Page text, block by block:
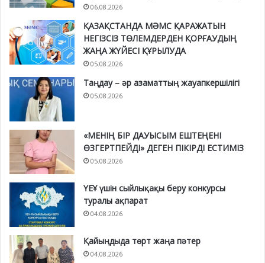
06.08.2026
ҚАЗАҚСТАНДА МӘМС ҚАРАЖАТЫН
НЕГІЗСІЗ ТӨЛЕМДЕРДЕН ҚОРҒАУДЫҢ
ЖАҢА ЖҮЙЕСІ ҚҰРЫЛУДА
05.08.2026
Таңдау – әр азаматтың жауапкершілігі
05.08.2026
«МЕНІҢ БІР ДАУЫСЫМ ЕШТЕҢЕНІ
ӨЗГЕРТПЕЙДІ» ДЕГЕН ПІКІРДІ ЕСТИМІЗ
05.08.2026
ҮЕҰ үшін сыйлықақы беру конкурсы
туралы ақпарат
04.08.2026
Қайыңдыда төрт жаңа пәтер
04.08.2026